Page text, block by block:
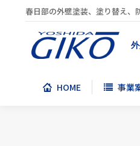
春日部の外壁塗装、塗り替え、
外
HOME 事業
HOME 事業